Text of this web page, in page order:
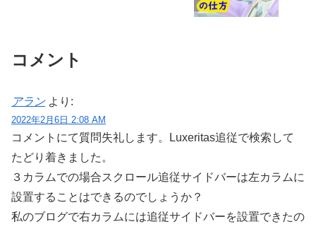
コメント
アラン より:
2022年2月6日 2:08 AM
コメントにて質問失礼します。Luxeritas追従で検索して
たどり着きました。
３カラムでの場合スクロール追従サイドバーは左カラムに
設置することはできるのでしょうか？
私のブログで右カラムには追従サイドバーを設置できたの